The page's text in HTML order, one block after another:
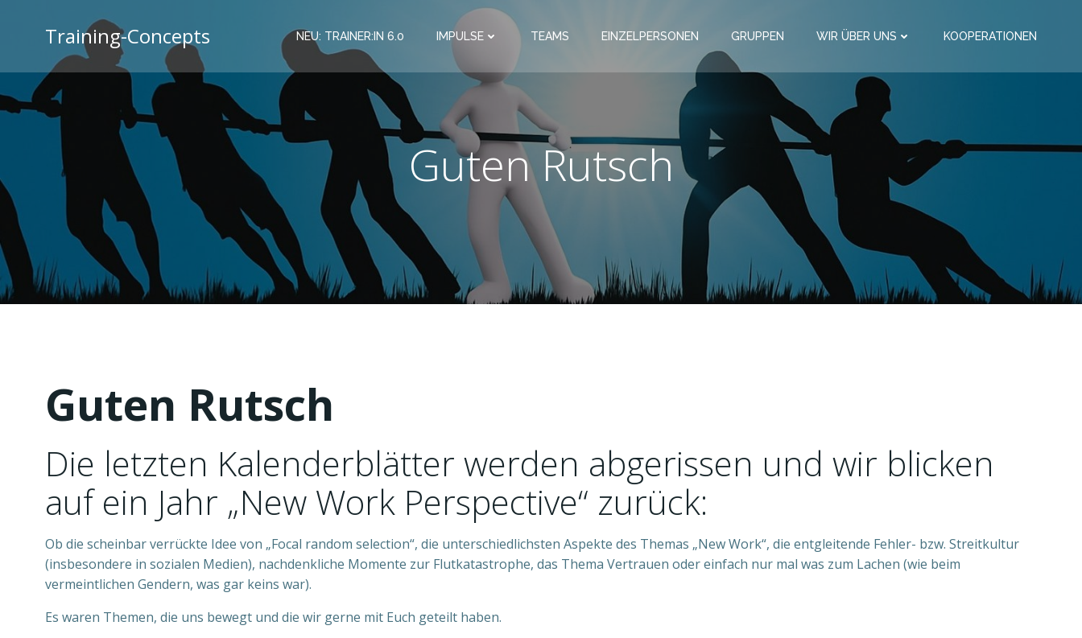
springenTraining-Concepts NEU: TRAINER:IN 6.0 IMPULSE TEAMS EINZELPERSONEN GRUPPEN WIR ÜBER UNS KOOPERATIONEN
Guten Rutsch
Guten Rutsch
Die letzten Kalenderblätter werden abgerissen und wir blicken
auf ein Jahr „New Work Perspective“ zurück:
Ob die scheinbar verrückte Idee von „Focal random selection“, die unterschiedlichsten Aspekte des Themas „New Work“, die entgleitende Fehler- bzw. Streitkultur
(insbesondere in sozialen Medien), nachdenkliche Momente zur Flutkatastrophe, das Thema Vertrauen oder einfach nur mal was zum Lachen (wie beim
vermeintlichen Gendern, was gar keins war).
Es waren Themen, die uns bewegt und die wir gerne mit Euch geteilt haben.